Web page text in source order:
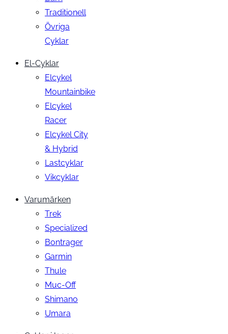
Traditionell
Övriga
Cyklar
El-Cyklar
Elcykel
Mountainbike
Elcykel
Racer
Elcykel City
& Hybrid
Lastcyklar
Vikcyklar
Varumärken
Trek
Specialized
Bontrager
Garmin
Thule
Muc-Off
Shimano
Umara